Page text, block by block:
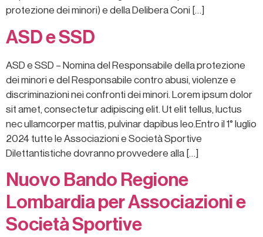
protezione dei minori) e della Delibera Coni […]
ASD e SSD
ASD e SSD – Nomina del Responsabile della protezione
dei minori e del Responsabile contro abusi, violenze e
discriminazioni nei confronti dei minori. Lorem ipsum dolor
sit amet, consectetur adipiscing elit. Ut elit tellus, luctus
nec ullamcorper mattis, pulvinar dapibus leo.Entro il 1° luglio
2024 tutte le Associazioni e Società Sportive
Dilettantistiche dovranno provvedere alla […]
Nuovo Bando Regione
Lombardia per Associazioni e
Società Sportive